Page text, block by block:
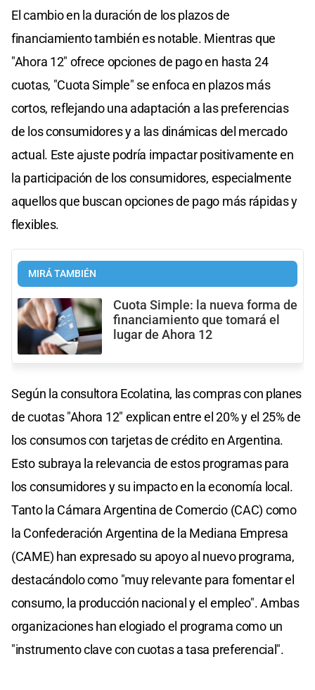
El cambio en la duración de los plazos de
financiamiento también es notable. Mientras que
"Ahora 12" ofrece opciones de pago en hasta 24
cuotas, "Cuota Simple" se enfoca en plazos más
cortos, reflejando una adaptación a las preferencias
de los consumidores y a las dinámicas del mercado
actual. Este ajuste podría impactar positivamente en
la participación de los consumidores, especialmente
aquellos que buscan opciones de pago más rápidas y
flexibles.
MIRÁ TAMBIÉN
Cuota Simple: la nueva forma de
financiamiento que tomará el
lugar de Ahora 12
Según la consultora Ecolatina, las compras con planes
de cuotas "Ahora 12" explican entre el 20% y el 25% de
los consumos con tarjetas de crédito en Argentina.
Esto subraya la relevancia de estos programas para
los consumidores y su impacto en la economía local.
Tanto la Cámara Argentina de Comercio (CAC) como
la Confederación Argentina de la Mediana Empresa
(CAME) han expresado su apoyo al nuevo programa,
destacándolo como "muy relevante para fomentar el
consumo, la producción nacional y el empleo". Ambas
organizaciones han elogiado el programa como un
"instrumento clave con cuotas a tasa preferencial".